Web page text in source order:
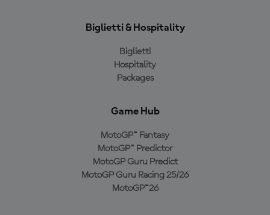
Biglietti & Hospitality
Biglietti
Hospitality
Packages
Game Hub
MotoGP™ Fantasy
MotoGP™ Predictor
MotoGP Guru Predict
MotoGP Guru Racing 25/26
MotoGP™26